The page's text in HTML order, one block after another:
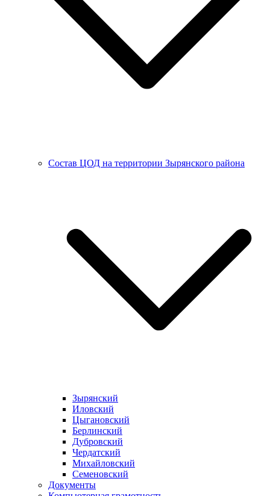
Состав ЦОД на территории Зырянского района
Зырянский
Иловский
Цыгановский
Берлинский
Дубровский
Чердатский
Михайловский
Семеновский
Документы